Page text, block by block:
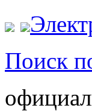
Поиск